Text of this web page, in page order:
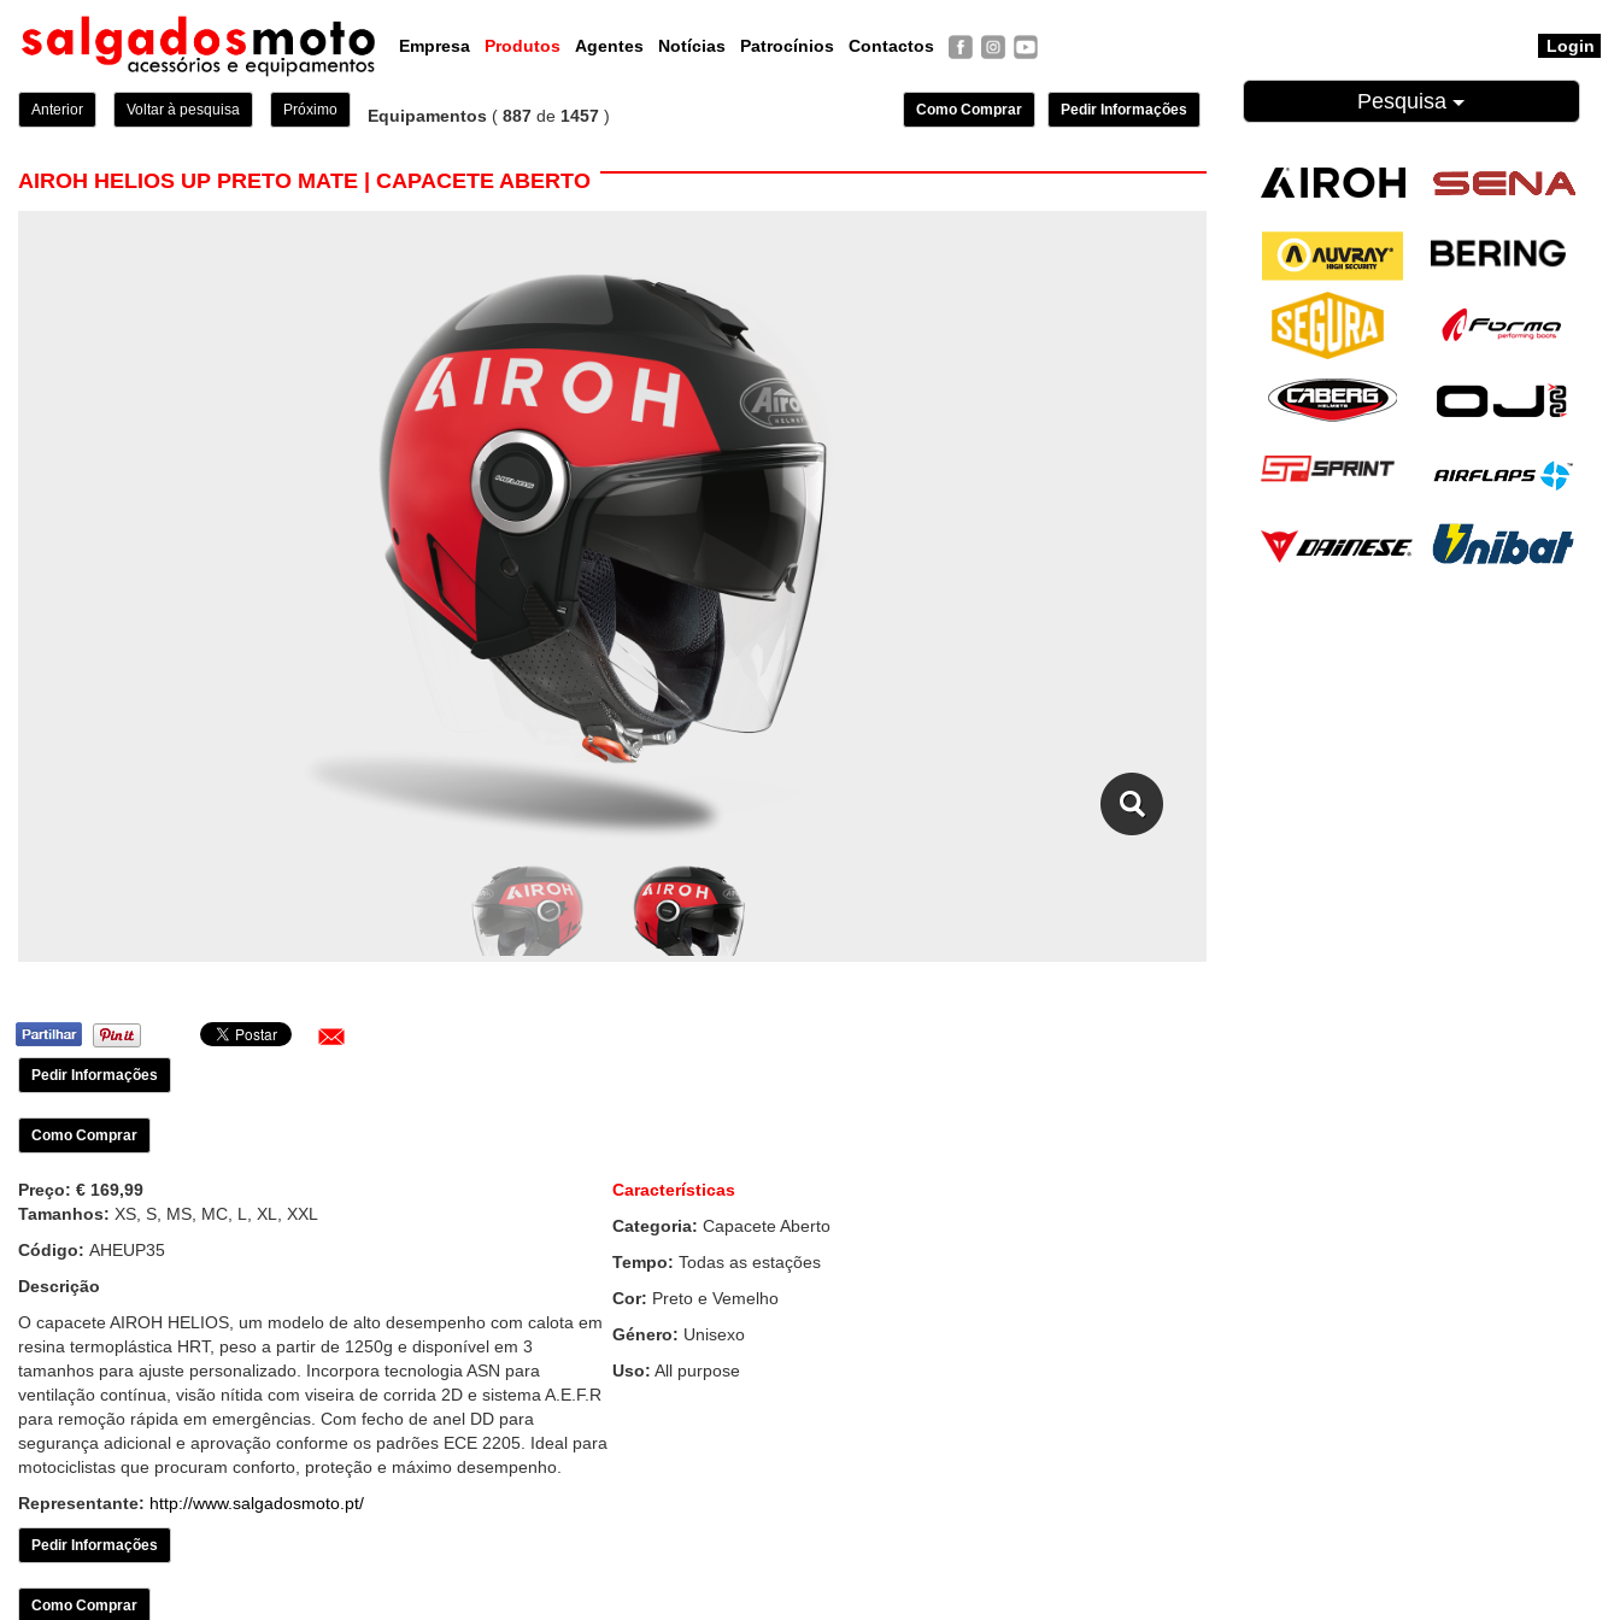
Empresa Produtos Agentes Notícias Patrocínios Contactos Login
Anterior Voltar à pesquisa Próximo Equipamentos ( 887 de 1457 ) Pedir Informações
Como Comprar
AIROH HELIOS UP PRETO MATE | CAPACETE ABERTO
Pedir Informações
Como Comprar
Preço: € 169,99
Tamanhos: XS, S, MS, MC, L, XL, XXL
Código: AHEUP35
Descrição
O capacete AIROH HELIOS, um modelo de alto desempenho com calota em
resina termoplástica HRT, peso a partir de 1250g e disponível em 3
tamanhos para ajuste personalizado. Incorpora tecnologia ASN para
ventilação contínua, visão nítida com viseira de corrida 2D e sistema A.E.F.R
para remoção rápida em emergências. Com fecho de anel DD para
segurança adicional e aprovação conforme os padrões ECE 2205. Ideal para
motociclistas que procuram conforto, proteção e máximo desempenho.
Representante: http://www.salgadosmoto.pt/
Características
Categoria: Capacete Aberto
Tempo: Todas as estações
Cor: Preto e Vemelho
Género: Unisexo
Uso: All purpose
Pedir Informações
Como Comprar
Pesquisa